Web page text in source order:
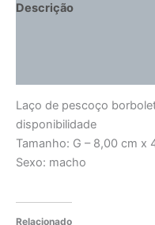
Descrição
Laço de pescoço
disponibilidade
Tamanho: G – 8,00 cm x
Sexo: macho
Relacionado